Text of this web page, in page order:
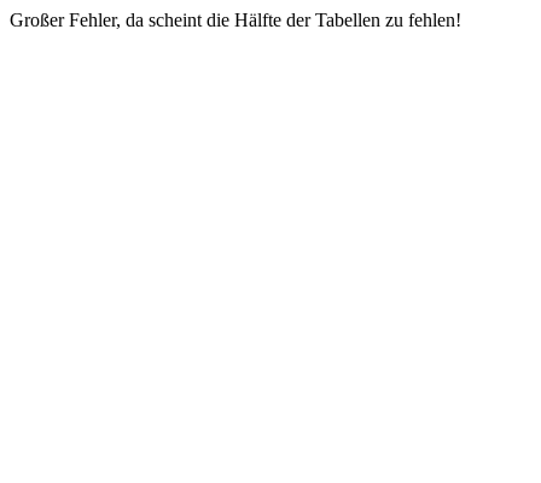
Großer Fehler, da scheint die Hälfte der Tabellen zu fehlen!